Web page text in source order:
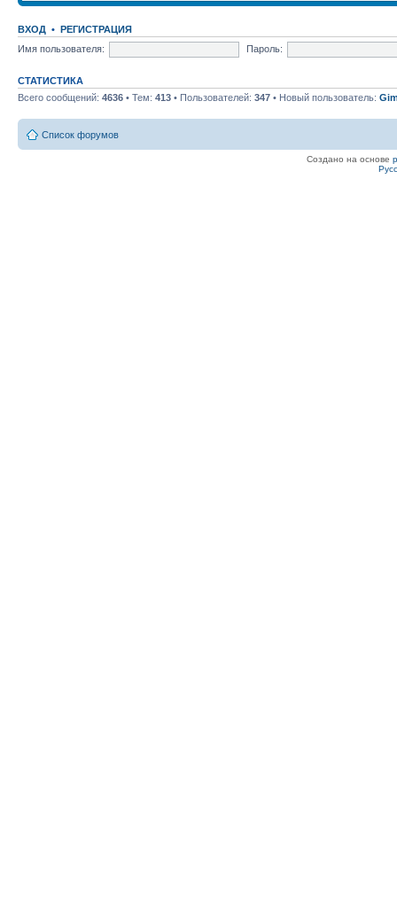
ВХОД • РЕГИСТРАЦИЯ
Имя пользователя:
Пароль:
СТАТИСТИКА
Всего сообщений: 4636 • Тем: 413 • Пользователей: 347 • Новый пользователь:
Список форумов
Создано на основе